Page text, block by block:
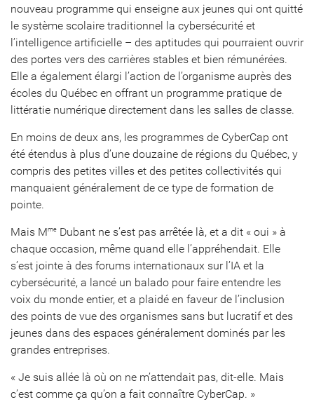
nouveau programme qui enseigne aux jeunes qui ont quitté
le système scolaire traditionnel la cybersécurité et
l’intelligence artificielle – des aptitudes qui pourraient ouvrir
des portes vers des carrières stables et bien rémunérées.
Elle a également élargi l’action de l’organisme auprès des
écoles du Québec en offrant un programme pratique de
littératie numérique directement dans les salles de classe.
En moins de deux ans, les programmes de CyberCap ont
été étendus à plus d’une douzaine de régions du Québec, y
compris des petites villes et des petites collectivités qui
manquaient généralement de ce type de formation de
pointe.
Mais Mme Dubant ne s’est pas arrêtée là, et a dit « oui » à
chaque occasion, même quand elle l’appréhendait. Elle
s’est jointe à des forums internationaux sur l’IA et la
cybersécurité, a lancé un balado pour faire entendre les
voix du monde entier, et a plaidé en faveur de l’inclusion
des points de vue des organismes sans but lucratif et des
jeunes dans des espaces généralement dominés par les
grandes entreprises.
« Je suis allée là où on ne m’attendait pas, dit-elle. Mais
c’est comme ça qu’on a fait connaître CyberCap. »